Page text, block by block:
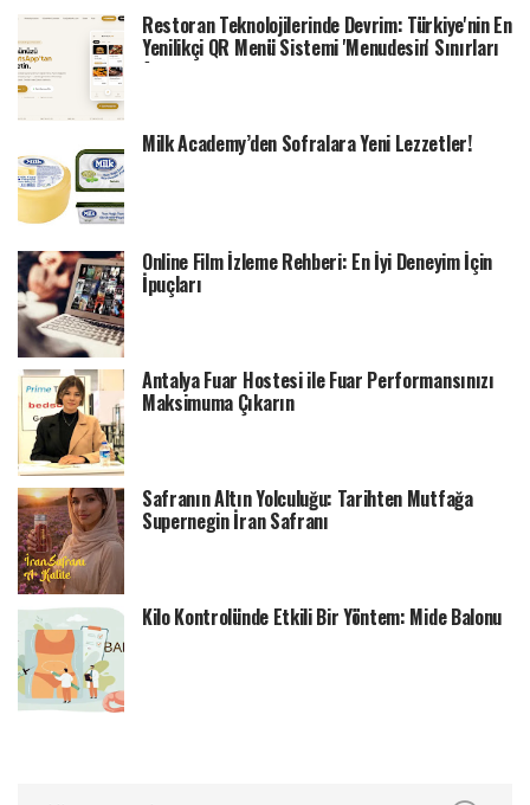
Restoran Teknolojilerinde Devrim: Türkiye'nin En
Yenilikçi QR Menü Sistemi 'Menudesin' Sınırları
Aşıyor
Milk Academy’den Sofralara Yeni Lezzetler!
Online Film İzleme Rehberi: En İyi Deneyim İçin
İpuçları
Antalya Fuar Hostesi ile Fuar Performansınızı
Maksimuma Çıkarın
Safranın Altın Yolculuğu: Tarihten Mutfağa
Supernegin İran Safranı
Kilo Kontrolünde Etkili Bir Yöntem: Mide Balonu